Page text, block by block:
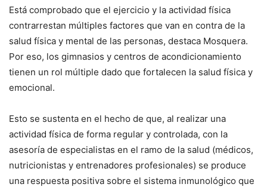
Está comprobado que el ejercicio y la actividad física
contrarrestan múltiples factores que van en contra de la
salud física y mental de las personas, destaca Mosquera.
Por eso, los gimnasios y centros de acondicionamiento
tienen un rol múltiple dado que fortalecen la salud física y
emocional.
Esto se sustenta en el hecho de que, al realizar una
actividad física de forma regular y controlada, con la
asesoría de especialistas en el ramo de la salud (médicos,
nutricionistas y entrenadores profesionales) se produce
una respuesta positiva sobre el sistema inmunológico que